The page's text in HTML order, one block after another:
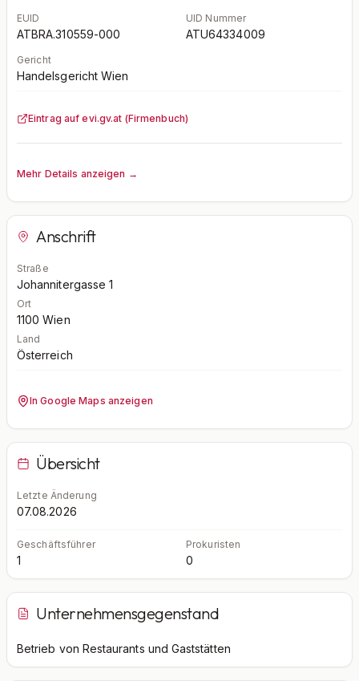
EUID
ATBRA.310559-000
UID Nummer
ATU64334009
Gericht
Handelsgericht Wien
Eintrag auf evi.gv.at (Firmenbuch)
Mehr Details anzeigen →
Anschrift
Straße
Johannitergasse 1
Ort
1100 Wien
Land
Österreich
In Google Maps anzeigen
Übersicht
Letzte Änderung
07.08.2026
Geschäftsführer
1
Prokuristen
0
Unternehmensgegenstand
Betrieb von Restaurants und Gaststätten